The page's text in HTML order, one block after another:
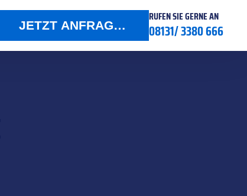
JETZT ANFRAGEN
RUFEN SIE GERNE AN
08131/ 3380 666